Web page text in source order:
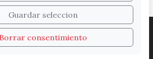
COOKIES
LEGAL
DE DATOS
MAPA WEB
Guardar seleccion
Borrar consentimiento